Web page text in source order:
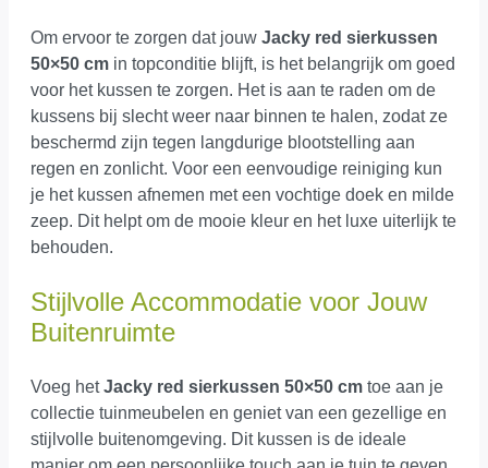
Om ervoor te zorgen dat jouw Jacky red sierkussen
50×50 cm in topconditie blijft, is het belangrijk om goed
voor het kussen te zorgen. Het is aan te raden om de
kussens bij slecht weer naar binnen te halen, zodat ze
beschermd zijn tegen langdurige blootstelling aan
regen en zonlicht. Voor een eenvoudige reiniging kun
je het kussen afnemen met een vochtige doek en milde
zeep. Dit helpt om de mooie kleur en het luxe uiterlijk te
behouden.
Stijlvolle Accommodatie voor Jouw
Buitenruimte
Voeg hetJacky red sierkussen 50×50 cm toe aan je
collectie tuinmeubelen en geniet van een gezellige en
stijlvolle buitenomgeving. Dit kussen is de ideale